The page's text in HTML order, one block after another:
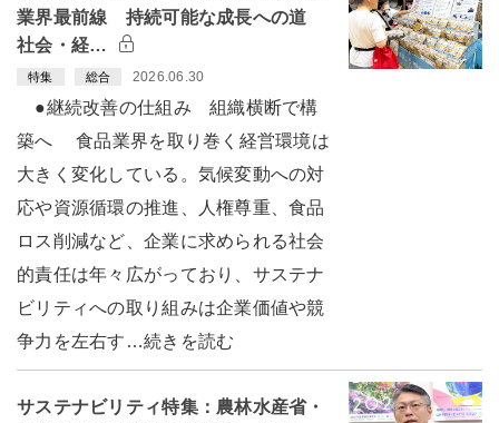
業界最前線 持続可能な成長への道
社会・経…
特集 総合 2026.06.30
●継続改善の仕組み 組織横断で構
築へ 食品業界を取り巻く経営環境は
大きく変化している。気候変動への対
応や資源循環の推進、人権尊重、食品
ロス削減など、企業に求められる社会
的責任は年々広がっており、サステナ
ビリティへの取り組みは企業価値や競
争力を左右す…続きを読む
サステナビリティ特集：農林水産省・